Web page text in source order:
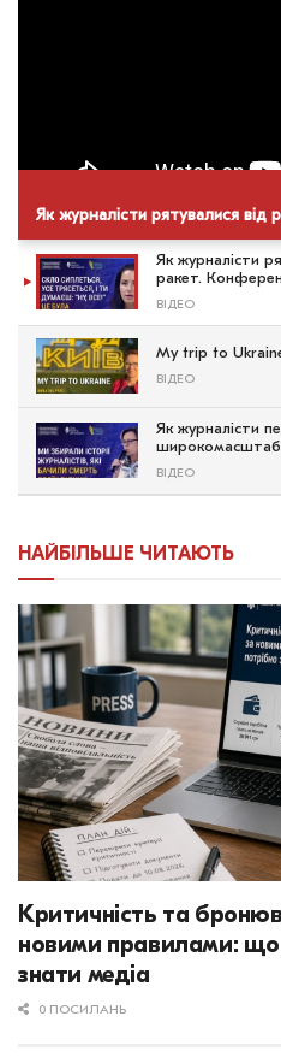
Як журналісти
ракет.
ВІДЕО
My trip to
ВІДЕО
Як журналісти
ВІДЕО
НАЙБІЛЬШЕ ЧИТАЮТЬ
Критичність та
новими правилами: що
знати медіа
0 ПОСИЛАНЬ